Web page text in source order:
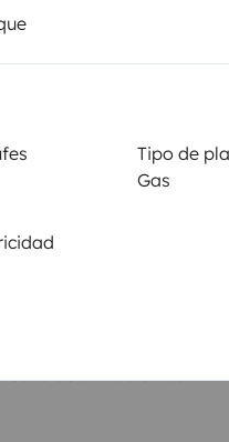
Tipo de
Gas
fumar
de la franquicia
de anulación de